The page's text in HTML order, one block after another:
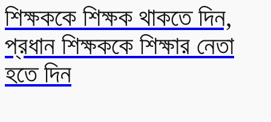
শিক্ষককে শিক্ষক থাকতে দিন,
প্রধান শিক্ষককে শিক্ষার নেতা
হতে দিন